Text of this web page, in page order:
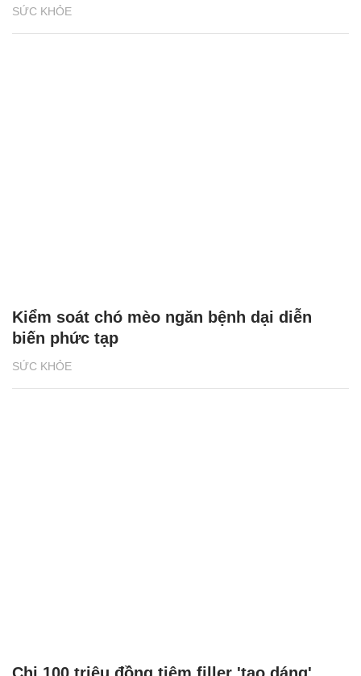
SỨC KHỎE
SỨC KHỎE
Kiểm soát chó mèo ngăn bệnh dại diễn
biến phức tạp